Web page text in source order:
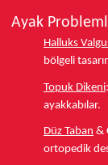
Ayak
Halluks
bölgeli
Topuk Dikeni:
ayakkabılar.
Düz Taban &
ortopedik